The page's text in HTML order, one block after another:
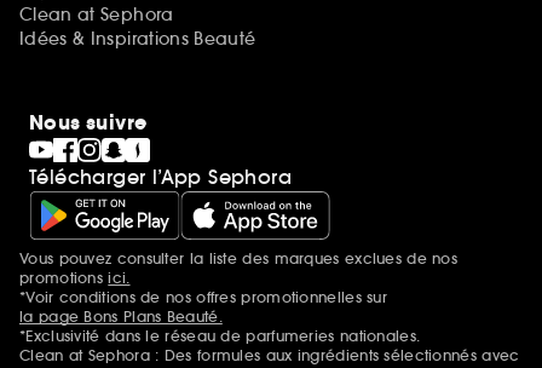
Clean at Sephora
Idées & Inspirations Beauté
Nous suivre
Télécharger l’App Sephora
Mentions additionnelles
Vous pouvez consulter la liste des marques exclues de nos
promotionsici.
*Voir conditions de nos offres promotionnelles sur
la page Bons Plans Beauté.
*Exclusivité dans le réseau de parfumeries nationales.
Clean at Sephora : Des formules aux ingrédients sélectionnés avec